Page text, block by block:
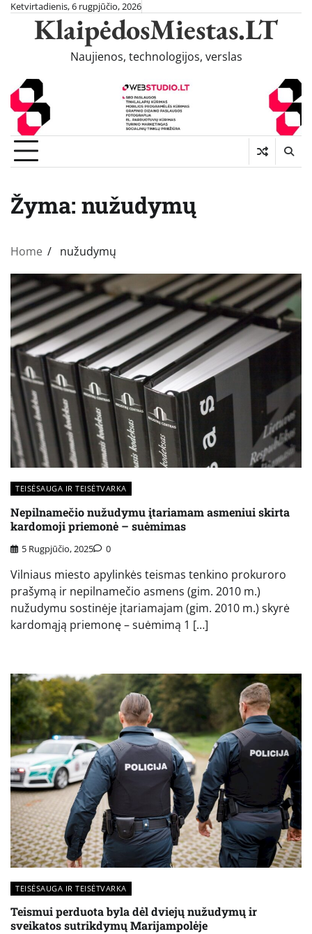
Skip
content
Ketvirtadienis, 6 rugpjūčio, 2026
KlaipėdosMiestas.LT
Naujienos, technologijos, verslas
Žyma: nužudymų
Home nužudymų
TEISĖSAUGA IR TEISĖTVARKA
Nepilnamečio nužudymu įtariamam asmeniui skirta
kardomoji priemonė – suėmimas
5 Rugpjūčio, 2025 0
Vilniaus miesto apylinkės teismas tenkino prokuroro
prašymą ir nepilnamečio asmens (gim. 2010 m.)
nužudymu sostinėje įtariamajam (gim. 2010 m.) skyrė
kardomąją priemonę – suėmimą 1 […]
TEISĖSAUGA IR TEISĖTVARKA
Teismui perduota byla dėl dviejų nužudymų ir
sveikatos sutrikdymų Marijampolėje